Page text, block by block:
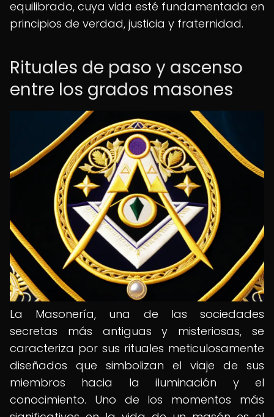
equilibrado, cuya vida esté fundamentada en
principios de verdad, justicia y fraternidad.
Rituales de paso y ascenso
entre los grados masones
La Masonería, una de las sociedades
secretas más antiguas y misteriosas, se
caracteriza por sus rituales meticulosamente
diseñados que simbolizan el viaje de sus
miembros hacia la iluminación y el
conocimiento. Uno de los momentos más